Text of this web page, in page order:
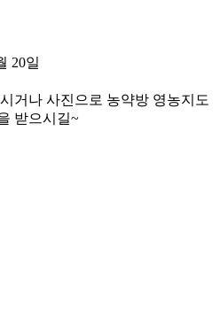
20일
거나 사진으로 농약방 영농지도
받으시길~